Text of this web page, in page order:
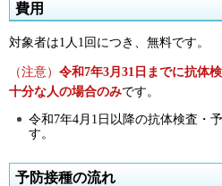
費用
対象者は1人1回につき、無料です。
（注意） 令和7年3月31日までに抗体
十分な人の場合のみです。
令和7年4月1日以降の抗体検査・
す。
予防接種の流れ